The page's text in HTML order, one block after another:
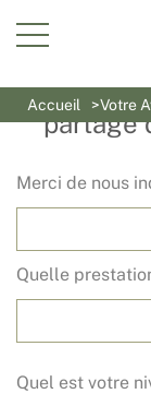
Accueil Votre
Nous
partage
Merci de nous
Quelle
Quel est votre